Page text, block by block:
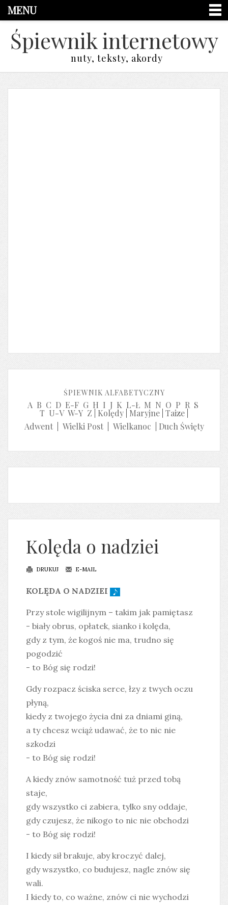
MENU
Śpiewnik internetowy
nuty, teksty, akordy
ŚPIEWNIK ALFABETYCZNY
A B C D E-F G H I J K L-Ł M N O P R S
T U-V W-Y Z Kolędy Maryjne Taize
Adwent| Wielki Post| Wielkanoc Duch Święty
Kolęda o nadziei
DRUKUJ E-MAIL
KOLĘDA O NADZIEI
Przy stole wigilijnym – takim jak pamiętasz
- biały obrus, opłatek, sianko i kolęda,
gdy z tym, że kogoś nie ma, trudno się
pogodzić
- to Bóg się rodzi!
Gdy rozpacz ściska serce, łzy z twych oczu
płyną,
kiedy z twojego życia dni za dniami giną,
a ty chcesz wciąż udawać, że to nic nie
szkodzi
- to Bóg się rodzi!
A kiedy znów samotność tuż przed tobą
staje,
gdy wszystko ci zabiera, tylko sny oddaje,
gdy czujesz, że nikogo to nic nie obchodzi
- to Bóg się rodzi!
I kiedy sił brakuje, aby kroczyć dalej,
gdy wszystko, co budujesz, nagle znów się
wali.
I kiedy to, co ważne, znów ci nie wychodzi